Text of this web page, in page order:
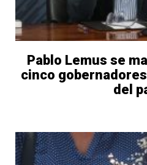
Pablo Lemus se
cinco
del